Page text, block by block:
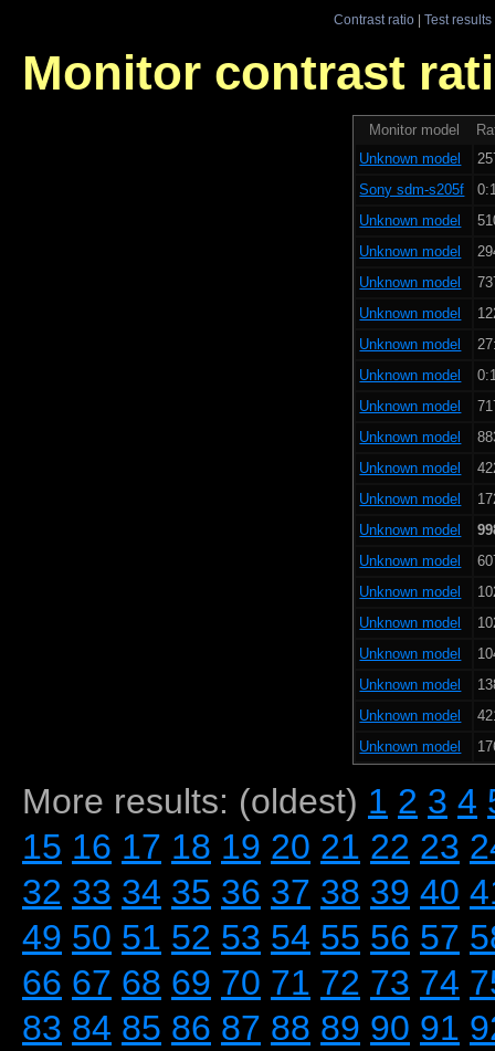
Contrast ratio| Test results
Monitor contrast
Monitor model
Unknown model
Sony sdm-s205f
Unknown model
Unknown model
Unknown model
Unknown model
Unknown model
Unknown model
Unknown model
Unknown model
Unknown model
Unknown model
Unknown model
Unknown model
Unknown model
Unknown model
Unknown model
Unknown model
Unknown model
Unknown model
More results: (oldest) 1 2 3 4
15 16 17 18 19 20 21 22 23
32 33 34 35 36 37 38 39 40
49 50 51 52 53 54 55 56 57
66 67 68 69 70 71 72 73 74
83 84 85 86 87 88 89 90 91